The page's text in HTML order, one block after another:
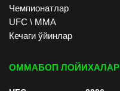
Чемпионатлар
UFC \ ММА
Кечаги ўйинлар
ОММАБОП ЛОЙИХАЛАР